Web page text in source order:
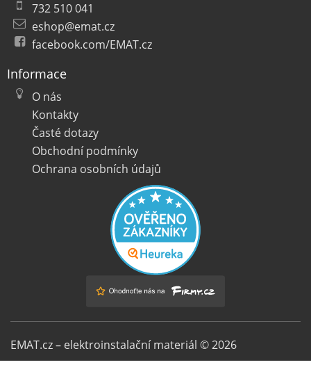
732 510 041
eshop@emat.cz
facebook.com/EMAT.cz
Informace
O nás
Kontakty
Časté dotazy
Obchodní podmínky
Ochrana osobních údajů
EMAT.cz – elektroinstalační materiál © 2026